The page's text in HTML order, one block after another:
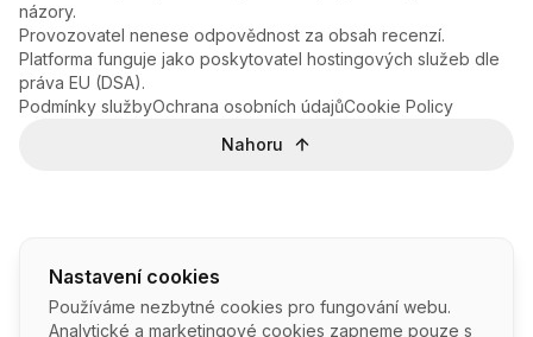
Nastavení cookies
Používáme nezbytné cookies pro fungování webu.
Analytické a marketingové cookies zapneme pouze s
názory.
Provozovatel nenese odpovědnost za obsah recenzí.
Platforma funguje jako poskytovatel hostingových služeb dle
práva EU (DSA).
Podmínky službyOchrana osobních údajůCookie Policy
Nahoru